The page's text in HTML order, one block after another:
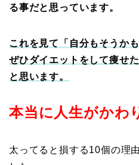
る事だと思っています。
これを見て「自分もそうか
ぜひダイエットをして痩せ
と思います。
本当に人生がかわ
太ってると損する10個の理